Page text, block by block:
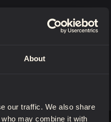
About
our traffic. We also share
may combine it with